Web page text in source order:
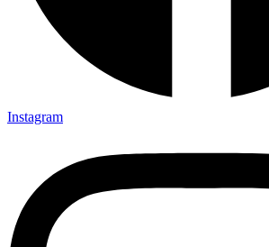
Instagram